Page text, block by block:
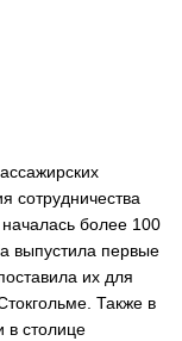
сотрудничества
более 100
выпустила первые
их для
Также в
в столице